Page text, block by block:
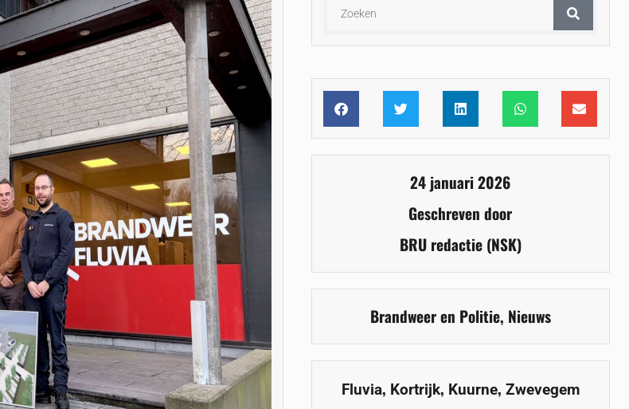
24 januari 2026
Geschreven door
BRU redactie (NSK)
Brandweer en Politie, Nieuws
Fluvia, Kortrijk, Kuurne, Zwevegem